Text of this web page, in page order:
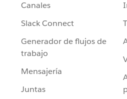
Canales
Slack Connect
Generador de flujos de
trabajo
Mensajería
Juntas